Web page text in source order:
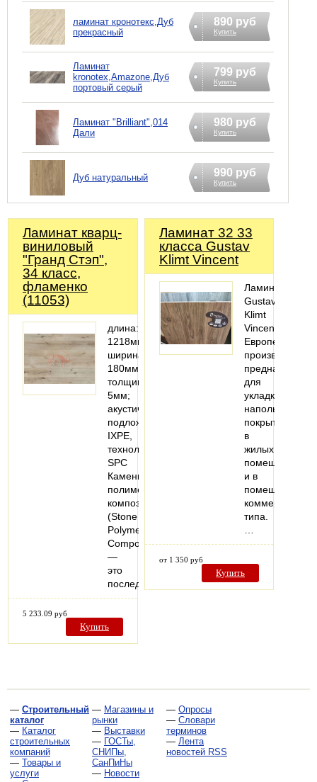
ламинат кронотекс,Дуб
прекрасный
890 руб
Купить
Ламинат
kronotex,Amazone,Дуб
портовый серый
799 руб
Купить
Ламинат "Brilliant",014
Дали
980 руб
Купить
Дуб натуральный 990 руб
Купить
Ламинат кварц-
виниловый
"Гранд Стэп",
34 класс,
фламенко
(11053)
длина:
1218мм;
ширина:
180мм;
толщина:
5мм;
акустическая
подложка
IXPE,
технология
SPC
Каменно-
полимерный
композит
(Stone
Polymer
Composite)
—
это
последнее…
5 233.09 руб
Купить
Ламинат 32 33
класса Gustav
Klimt Vincent
Ламинат
Gustav
Klimt
Vincent
Европейского
производства
предназначен
для
укладки
напольного
покрытия
в
жилых
помещениях
и в
помещениях
коммерческого
типа.
от 1 350 руб
Купить
— Строительный
каталог
— Каталог
строительных
компаний
— Товары и
услуги
— Магазины и
рынки
— Выставки
— ГОСТы,
СНИПы,
СанПиНы
— Новости
— Опросы
— Словари
терминов
— Лента
новостей RSS